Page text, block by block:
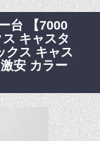
台 【7000
キャスタ
クス キャス
安 カラー